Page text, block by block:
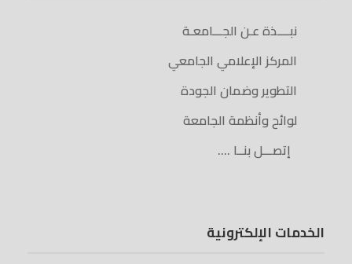
نبــــذة عـن الجـــامعـة
المركز الإعلامي الجامعي
التطوير وضمان الجودة
لوائح وأنظمة الجامعة
إتصـــل بنــا ….
الخدمات الإلكترونية